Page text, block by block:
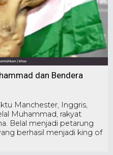
dan Bendera
Manchester, Inggris,
Muhammad, rakyat
Belal menjadi petarung
berhasil menjadi king of